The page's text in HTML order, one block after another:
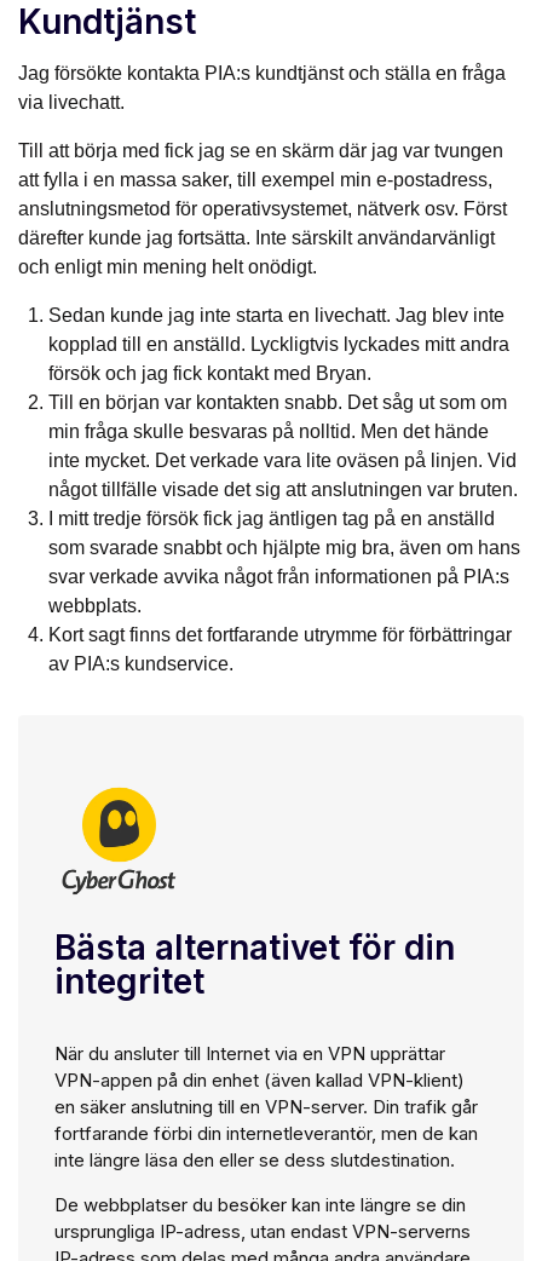
Kundtjänst
Jag försökte kontakta PIA:s kundtjänst och ställa en fråga
via livechatt.
Till att börja med fick jag se en skärm där jag var tvungen
att fylla i en massa saker, till exempel min e-postadress,
anslutningsmetod för operativsystemet, nätverk osv. Först
därefter kunde jag fortsätta. Inte särskilt användarvänligt
och enligt min mening helt onödigt.
Sedan kunde jag inte starta en livechatt. Jag blev inte
kopplad till en anställd. Lyckligtvis lyckades mitt andra
försök och jag fick kontakt med Bryan.
Till en början var kontakten snabb. Det såg ut som om
min fråga skulle besvaras på nolltid. Men det hände
inte mycket. Det verkade vara lite oväsen på linjen. Vid
något tillfälle visade det sig att anslutningen var bruten.
I mitt tredje försök fick jag äntligen tag på en anställd
som svarade snabbt och hjälpte mig bra, även om hans
svar verkade avvika något från informationen på PIA:s
webbplats.
Kort sagt finns det fortfarande utrymme för förbättringar
av PIA:s kundservice.
Bästa alternativet för din
integritet
När du ansluter till Internet via en VPN upprättar
VPN-appen på din enhet (även kallad VPN-klient)
en säker anslutning till en VPN-server. Din trafik går
fortfarande förbi din internetleverantör, men de kan
inte längre läsa den eller se dess slutdestination.
De webbplatser du besöker kan inte längre se din
ursprungliga IP-adress, utan endast VPN-serverns